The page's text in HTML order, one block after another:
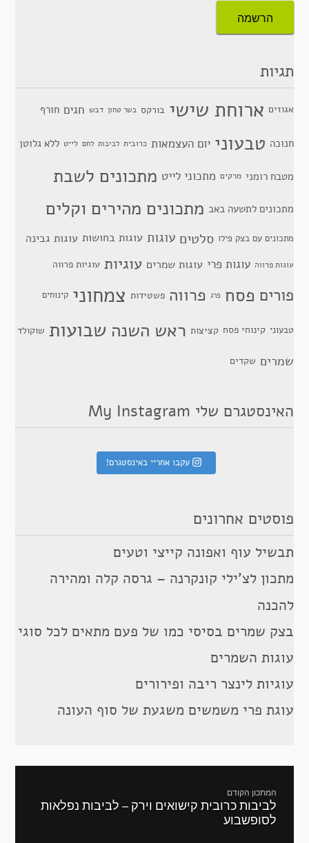
תגיות
אגוזים ארוחת שישי בורקס בשר טחון דבש חגים חורף
חנוכה טבעוני יום העצמאות כרובית לביבות לחם לייט ללא גלוטן
מטבח רומני מרקים מתכוני לייט מתכונים לשבת
מתכונים לתשעה באב מתכונים מהירים וקלים
מתכונים עם בצק פילו סלטים עוגות עוגות בחושות עוגות גבינה
עוגות פרווה עוגות פרי עוגות שמרים עוגיות עוגיות פרווה
פורים פסח פרג פרווה פשטידות צמחוני קינוחים
טבעוני קינוחי פסח קציצות ראש השנה שבועות שוקולד
שמרים שקדים
האינסטגרם שלי My Instagram
עקבו אחריי באינסטגרם!
פוסטים אחרונים
תבשיל עוף ואפונה קייצי וטעים
מתכון לצ’ילי קונקרנה – גרסה קלה ומהירה
להכנה
בצק שמרים בסיסי כמו של פעם מתאים לכל סוגי
עוגות השמרים
עוגיות לינצר ריבה ופירורים
עוגת פרי משמשים משגעת של סוף העונה
המתכון הקודם
מתכון
קודם:
לביבות כרובית קישואים וירק – לביבות נפלאות
לסופשבוע